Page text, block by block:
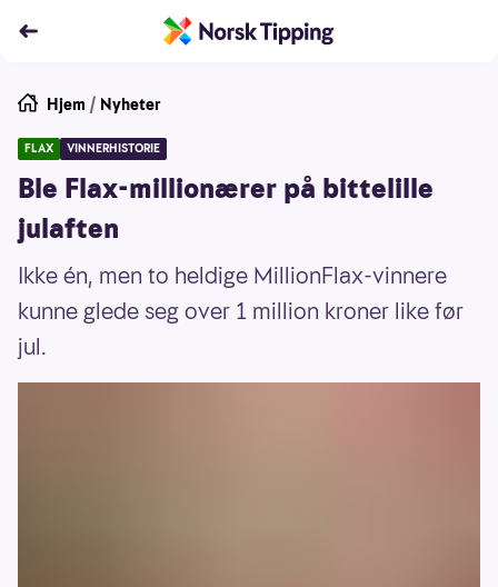
Hjem / Nyheter
FLAX VINNERHISTORIE
Ble Flax-millionærer på bittelille
julaften
Ikke én, men to heldige MillionFlax-vinnere
kunne glede seg over 1 million kroner like før
jul.